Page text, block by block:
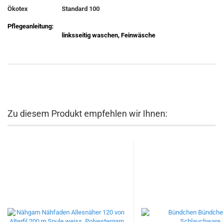
Ökotex Standard 100
Pflegeanleitung:
linksseitig waschen, Feinwäsche
Zu diesem Produkt empfehlen wir Ihnen: